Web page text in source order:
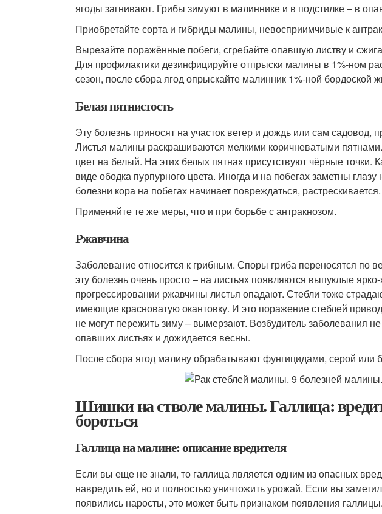
ягоды загнивают. Грибы зимуют в малиннике и в подстилке – в
Приобретайте сорта и гибриды малины, невосприимчивые к
Вырезайте поражённые побеги, сгребайте опавшую листву и
Для профилактики дезинфицируйте отпрыски малины в 1%-ном
сезон, после сбора ягод опрыскайте малинник 1%-ной бордоской
Белая пятнистость
Эту болезнь приносят на участок ветер и дождь или сам
Листья малины раскрашиваются мелкими коричневатыми
цвет на белый. На этих белых пятнах присут­ствуют чёрные точки.
виде ободка пурпурного цвета. Иногда и на побегах заметны
болезни кора на побегах начинает повреждаться,
Применяйте те же меры, что и при борьбе с антракнозом.
Ржавчина
Заболевание относится к грибным. Споры гриба переносятся по
эту болезнь очень просто – на листьях появляются выпуклые
прогрессировании ржавчины листья опадают. Стебли тоже
имеющие красноватую окантовку. И это поражение стеблей
не могут пережить зиму – вымерзают. Возбудитель заболевания
опавших листьях и дожидается весны.
После сбора ягод малину обрабатывают фунгицидами, серой или
Шишки на стволе малины. Галлица:
бороться
Галлица на малине: описание вредителя
Если вы еще не знали, то галлица является одним из опасных
навредить ей, но и полностью уничтожить урожай. Если вы
появились наросты, это может быть признаком появления